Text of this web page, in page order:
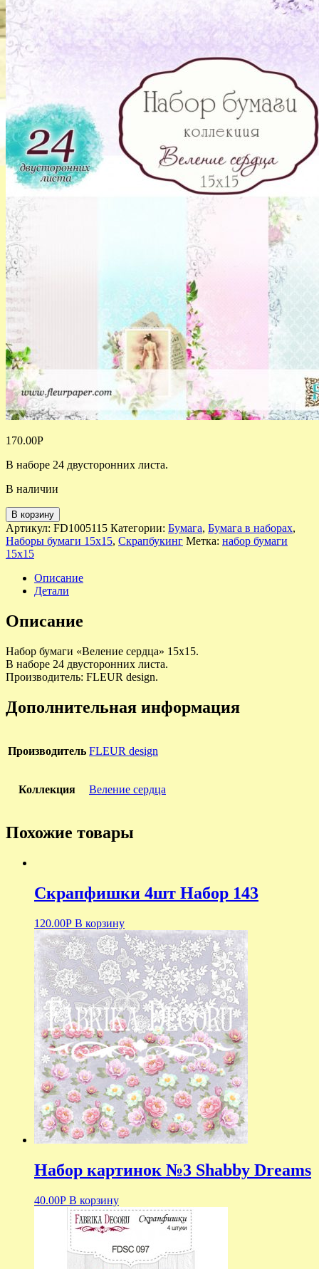
170.00Р
В наборе 24 двусторонних листа.
В наличии
В корзину
Артикул: FD1005115 Категории: Бумага, Бумага в наборах,
Наборы бумаги 15х15, Скрапбукинг Метка: набор бумаги
15х15
Описание
Детали
Описание
Набор бумаги «Веление сердца» 15х15.
В наборе 24 двусторонних листа.
Производитель: FLEUR design.
Дополнительная информация
Производитель FLEUR design
Коллекция Веление сердца
Похожие товары
Скрапфишки 4шт Набор 143
120.00Р В корзину
Набор картинок №3 Shabby Dreams
40.00Р В корзину